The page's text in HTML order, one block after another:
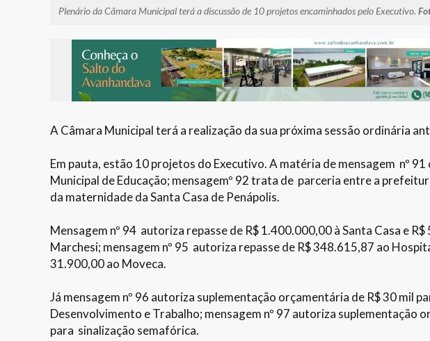
Plenário da Câmara Municipal terá a discussão de 10 projetos encaminhados pelo Executivo.
A Câmara Municipal terá a realização da sua próxima sessão ordinária
Em pauta, estão 10 projetos do Executivo. A matéria de mensagem nº
Municipal de Educação; mensagemº 92 trata de parceria entre a
da maternidade da Santa Casa de Penápolis.
Mensagem nº 94 autoriza repasse de R$ 1.400.000,00 à Santa Casa e
Marchesi; mensagem nº 95 autoriza repasse de R$ 348.615,87 ao
31.900,00 ao Moveca.
Já mensagem nº 96 autoriza suplementação orçamentária de R$ 30 mil
Desenvolvimento e Trabalho; mensagem nº 97 autoriza suplementação
para sinalização semafórica.